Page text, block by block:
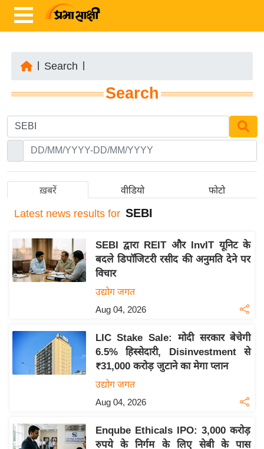
ज़ा
ख
र
ष्ट्री
अं
र्रा
ष्ट्री
य
स
द्यो
ग
त
Search
Search
ख़बरें वीडियो फोटो
Latest news results for SEBI
SEBI द्वारा REIT और InvIT यूनिट के
बदले डिपॉजिटरी रसीद की अनुमति देने पर
विचार
उद्योग जगत
Aug 04, 2026
LIC Stake Sale: मोदी सरकार बेचेगी
6.5% हिस्सेदारी, Disinvestment से
₹31,000 करोड़ जुटाने का मेगा प्लान
उद्योग जगत
Aug 04, 2026
Enqube Ethicals IPO: 3,000 करोड़
रुपये के निर्गम के लिए सेबी के पास